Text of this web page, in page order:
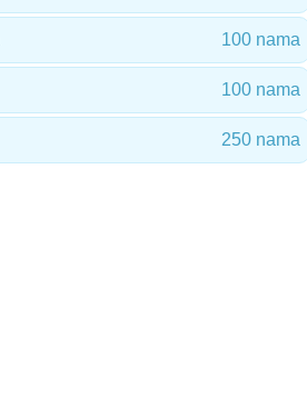
100 nama
100 nama
250 nama